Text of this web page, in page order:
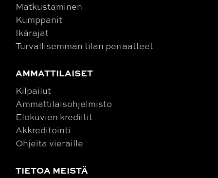
Matkustaminen
Kumppanit
Ikärajat
Turvallisemman tilan periaatteet
AMMATTILAISET
Kilpailut
Ammattilaisohjelmisto
Elokuvien krediitit
Akkreditointi
Ohjeita vieraille
TIETOA MEISTÄ